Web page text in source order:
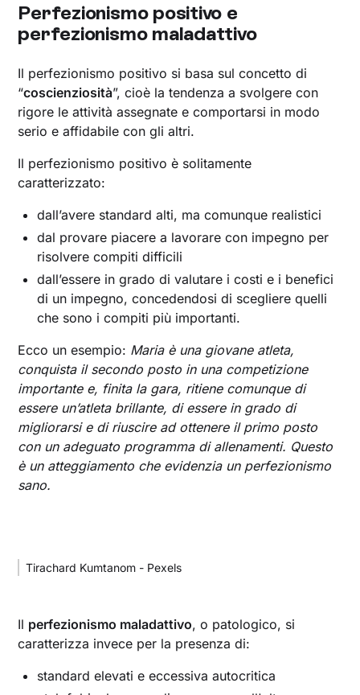
Perfezionismo positivo e
perfezionismo maladattivo
Il perfezionismo positivo si basa sul concetto di
“coscienziosità”, cioè la tendenza a svolgere con
rigore le attività assegnate e comportarsi in modo
serio e affidabile con gli altri.
Il perfezionismo positivo è solitamente
caratterizzato:
dall’avere standard alti, ma comunque realistici
dal provare piacere a lavorare con impegno per
risolvere compiti difficili
dall’essere in grado di valutare i costi e i benefici
di un impegno, concedendosi di scegliere quelli
che sono i compiti più importanti.
Ecco un esempio: Maria è una giovane atleta,
conquista il secondo posto in una competizione
importante e, finita la gara, ritiene comunque di
essere un’atleta brillante, di essere in grado di
migliorarsi e di riuscire ad ottenere il primo posto
con un adeguato programma di allenamenti. Questo
è un atteggiamento che evidenzia un perfezionismo
sano.
Tirachard Kumtanom - Pexels
Il perfezionismo maladattivo, o patologico, si
caratterizza invece per la presenza di:
standard elevati e eccessiva autocritica